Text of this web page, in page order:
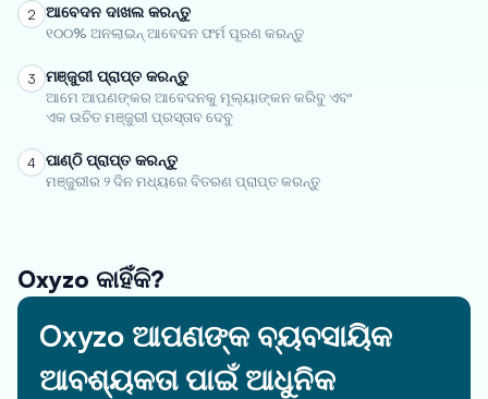
2 ଆବେଦନ ଦାଖଲ କରନ୍ତୁ
୧୦୦% ଅନଲାଇନ୍ ଆବେଦନ ଫର୍ମ ପୂରଣ କରନ୍ତୁ
3 ମଞ୍ଜୁରୀ ପ୍ରାପ୍ତ କରନ୍ତୁ
ଆମେ ଆପଣଙ୍କର ଆବେଦନକୁ ମୂଲ୍ୟାଙ୍କନ କରିବୁ ଏବଂ
ଏକ ଉଚିତ ମଞ୍ଜୁରୀ ପ୍ରସ୍ତାବ ଦେବୁ
4 ପାଣ୍ଠି ପ୍ରାପ୍ତ କରନ୍ତୁ
ମଞ୍ଜୁରୀର ୨ ଦିନ ମଧ୍ୟରେ ବିତରଣ ପ୍ରାପ୍ତ କରନ୍ତୁ
Oxyzo କାହିଁକି?
Oxyzo ଆପଣଙ୍କ ବ୍ୟବସାୟିକ
ଆବଶ୍ୟକତା ପାଇଁ ଆଧୁନିକ